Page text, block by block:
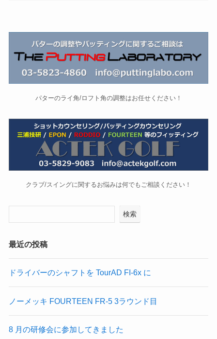
パターのライ角/ロフト角の調整はお任せください！
クラブ/スイングに関するお悩みは何でもご相談ください！
検索
最近の投稿
ドライバーのシャフトを TourAD FI-6x に
ノーメッキ FOURTEEN FR-5 3ラウンド目
8 月の研修会に参加してきました